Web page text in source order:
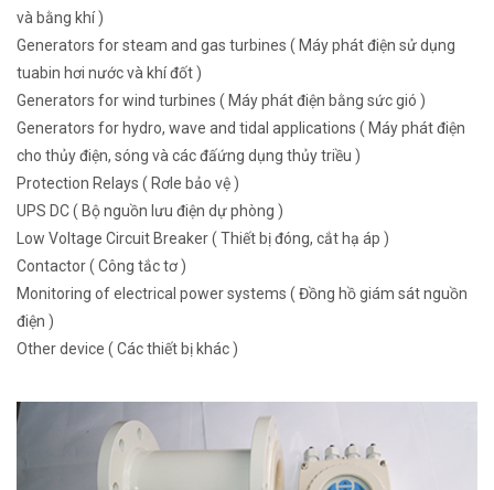
và bằng khí )
Generators for steam and gas turbines ( Máy phát điện sử dụng
tuabin hơi nước và khí đốt )
Generators for wind turbines ( Máy phát điện bằng sức gió )
Generators for hydro, wave and tidal applications ( Máy phát điện
cho thủy điện, sóng và các đấứng dụng thủy triều )
Protection Relays ( Rơle bảo vệ )
UPS DC ( Bộ nguồn lưu điện dự phòng )
Low Voltage Circuit Breaker ( Thiết bị đóng, cắt hạ áp )
Contactor ( Công tắc tơ )
Monitoring of electrical power systems ( Đồng hồ giám sát nguồn
điện )
Other device ( Các thiết bị khác )